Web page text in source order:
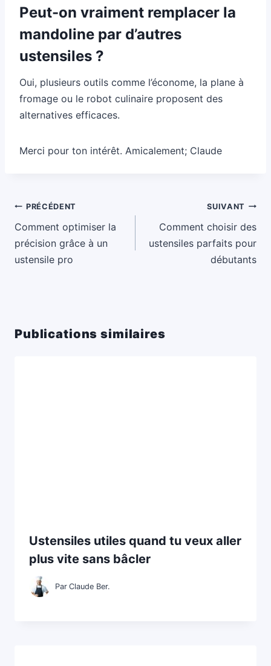
Peut-on vraiment remplacer la
mandoline par d’autres
ustensiles ?
Oui, plusieurs outils comme l’économe, la plane à
fromage ou le robot culinaire proposent des
alternatives efficaces.
Merci pour ton intérêt. Amicalement; Claude
Navigation
de
l’article
PRÉCÉDENT
Comment optimiser la
précision grâce à un
ustensile pro
SUIVANT
Comment choisir des
ustensiles parfaits pour
débutants
Publications similaires
Ustensiles utiles quand tu veux aller
plus vite sans bâcler
Par Claude Ber.